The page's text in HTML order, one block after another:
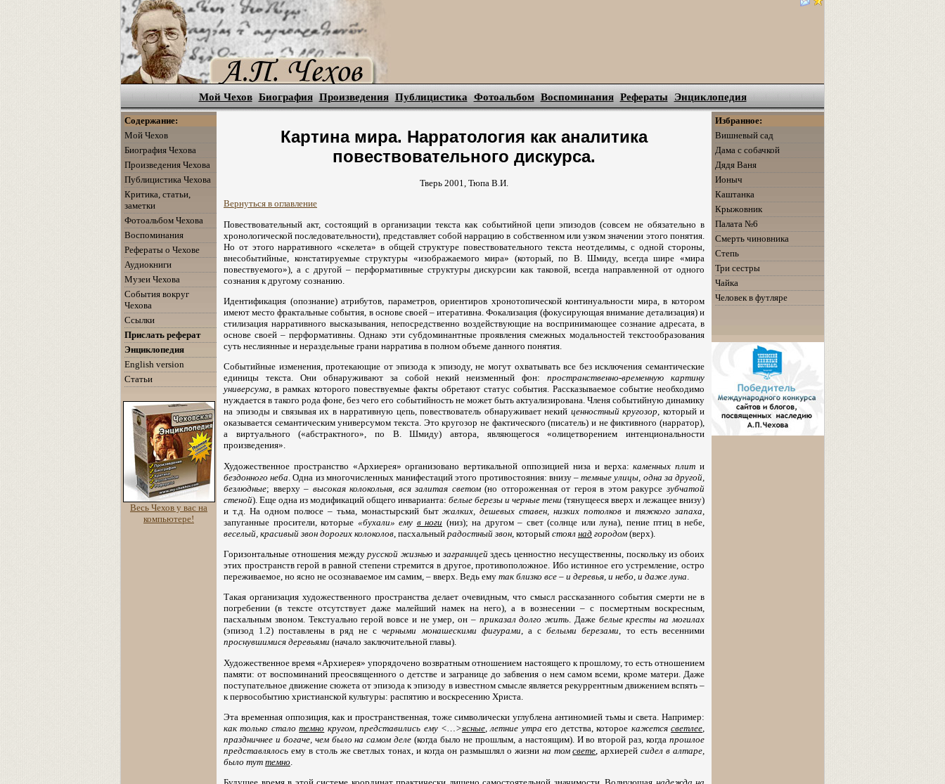
Мой Чехов Биография Произведения Публицистика Фотоальбом Воспоминания Рефераты Энциклопедия
Содержание:
Мой Чехов
Биография Чехова
Произведения Чехова
Публицистика Чехова
Критика, статьи,
заметки
Фотоальбом Чехова
Воспоминания
Рефераты о Чехове
Аудиокниги
Музеи Чехова
События вокруг
Чехова
Ссылки
Прислать реферат
Энциклопедия
English version
Статьи
Весь Чехов у вас на
компьютере!
Картина мира. Нарратология как аналитика
повествовательного дискурса.
Тверь 2001, Тюпа В.И.
Вернуться в оглавление
Повествовательный акт, состоящий в организации текста как событийной цепи эпизодов (совсем не обязательно в
хронологической последовательности), представляет собой наррацию в собственном или узком значении этого понятия.
Но от этого нарративного «скелета» в общей структуре повествовательного текста неотделимы, с одной стороны,
внесобытийные, констатируемые структуры «изображаемого мира» (который, по В. Шмиду, всегда шире «мира
повествуемого»), а с другой – перформативные структуры дискурсии как таковой, всегда направленной от одного
сознания к другому сознанию.
Идентификация (опознание) атрибутов, параметров, ориентиров хронотопической континуальности мира, в котором
имеют место фрактальные события, в основе своей – итеративна. Фокализация (фокусирующая внимание детализация) и
стилизация нарративного высказывания, непосредственно воздействующие на воспринимающее сознание адресата, в
основе своей – перформативны. Однако эти субдоминантные проявления смежных модальностей текстообразования
суть неслиянные и нераздельные грани нарратива в полном объеме данного понятия.
Событийные изменения, протекающие от эпизода к эпизоду, не могут охватывать все без исключения семантические
единицы текста. Они обнаруживают за собой некий неизменный фон: пространственно-временную картину
универсума, в рамках которого повествуемые факты обретают статус события. Рассказываемое событие необходимо
нуждается в такого рода фоне, без чего его событийность не может быть актуализирована. Членя событийную динамику
на эпизоды и связывая их в нарративную цепь, повествователь обнаруживает некий ценностный кругозор, который и
оказывается семантическим универсумом текста. Это кругозор не фактического (писатель) и не фиктивного (нарратор),
а виртуального («абстрактного», по В. Шмиду) автора, являющегося «олицетворением интенциональности
произведения».
Художественное пространство «Архиерея» организовано вертикальной оппозицией низа и верха:каменных плит и
бездонного неба . Одна из многочисленных манифестаций этого противостояния: внизу –темные улицы, одна за другой,
безлюдные; вверху – высокая колокольня, вся залитая светом(но отгороженная от героя в этом ракурсезубчатой
стеной). Еще одна из модификаций общего инварианта: белые березы и черные тени (тянущееся вверх и лежащее внизу)
и т.д. На одном полюсе – тьма, монастырский бытжалких, дешевых ставен, низких потолков итяжкого запаха
запуганные просители, которые «бухали» ему в ноги (низ); на другом – свет (солнце или луна), пение птиц в небе,
веселый, красивый звон дорогих колоколов , пасхальный радостный звон , который стоял над городом (верх).
Горизонтальные отношения междурусской жизнью и заграницейздесь ценностно несущественны, поскольку из обоих
этих пространств герой в равной степени стремится в другое, противоположное. Ибо истинное его устремление, остро
переживаемое, но ясно не осознаваемое им самим, – вверх. Ведь ему так близко все – и деревья, и небо, и даже луна.
Такая организация художественного пространства делает очевидным, что смысл рассказанного события смерти не в
погребении (в тексте отсутствует даже малейший намек на него), а в вознесении – с посмертным воскресным,
пасхальным звоном. Текстуально герой вовсе и не умер, он – приказал долго жить. Даже белые кресты на могилах
(эпизод 1.2) поставлены в ряд не счерными монашескими фигурами, а сбелыми березами, то есть весенними
проснувшимися деревьями (начало заключительной главы).
Художественное время «Архиерея» упорядочено возвратным отношением настоящего к прошлому, то есть отношением
памяти: от воспоминаний преосвященного о детстве и загранице до забвения о нем самом всеми, кроме матери. Даже
поступательное движение сюжета от эпизода к эпизоду в известном смысле является рекуррентным движением вспять –
к первособытию христианской культуры: распятию и воскресению Христа.
Эта временная оппозиция, как и пространственная, тоже символически углублена антиномией тьмы и света. Например:
как только сталотемно кругом, представились ему <…>ясные, летние утраего детства, которое кажетсясветлее,
праздничнее и богаче, чем было на самом деле(когда было не прошлым, а настоящим). И во второй раз, когдапрошлое
представлялось ему в столь же светлых тонах, и когда он размышлял о жизни на томсвете, архиерейсидел в алтаре,
было тут темно.
Избранное:
Вишневый сад
Дама с собачкой
Дядя Ваня
Ионыч
Каштанка
Крыжовник
Палата №6
Смерть чиновника
Степь
Три сестры
Чайка
Человек в футляре